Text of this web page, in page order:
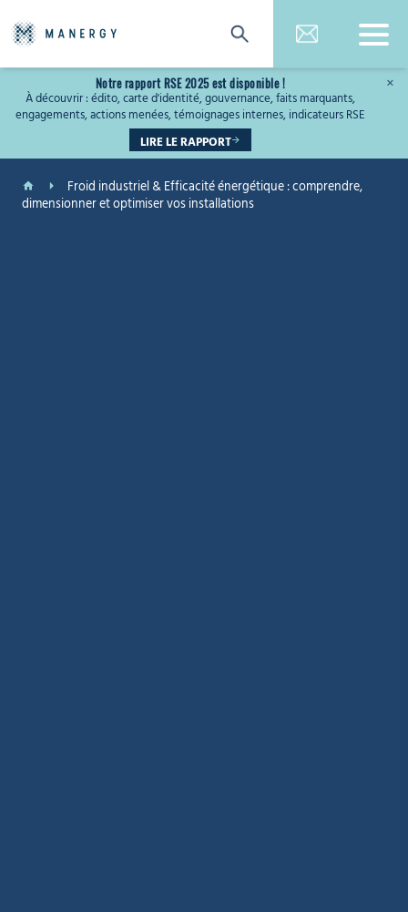
Froid industriel & Efficacité énergétique : comprendre,
dimensionner et optimiser vos installations
Notre rapport RSE 2025 est disponible !
À découvrir : édito, carte d'identité, gouvernance, faits marquants,
engagements, actions menées, témoignages internes, indicateurs RSE
LIRE LE RAPPORT
×